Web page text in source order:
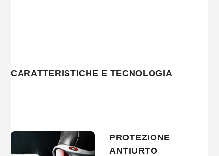
CARATTERISTICHE E TECNOLOGIA
PROTEZIONE
ANTIURTO